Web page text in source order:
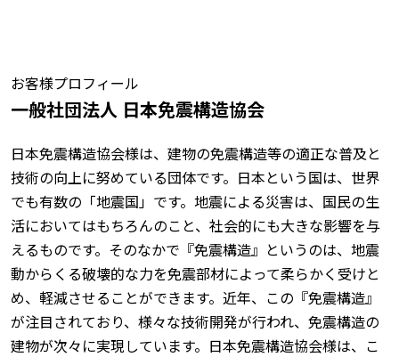
お客様プロフィール
一般社団法人 日本免震構造協会
日本免震構造協会様は、建物の免震構造等の適正な普及と
技術の向上に努めている団体です。日本という国は、世界
でも有数の「地震国」です。地震による災害は、国民の生
活においてはもちろんのこと、社会的にも大きな影響を与
えるものです。そのなかで『免震構造』というのは、地震
動からくる破壊的な力を免震部材によって柔らかく受けと
め、軽減させることができます。近年、この『免震構造』
が注目されており、様々な技術開発が行われ、免震構造の
建物が次々に実現しています。日本免震構造協会様は、こ